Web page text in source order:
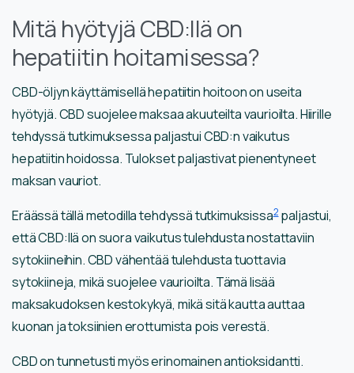
Mitä hyötyjä CBD:llä on
hepatiitin hoitamisessa?
CBD-öljyn käyttämisellä hepatiitin hoitoon on useita
hyötyjä. CBD suojelee maksaa akuuteilta vaurioilta. Hiirille
tehdyssä tutkimuksessa paljastui CBD:n vaikutus
hepatiitin hoidossa. Tulokset paljastivat pienentyneet
maksan vauriot.
Eräässä tällä metodilla tehdyssä tutkimuksissa2paljastui,
että CBD:llä on suora vaikutus tulehdusta nostattaviin
sytokiineihin. CBD vähentää tulehdusta tuottavia
sytokiineja, mikä suojelee vaurioilta. Tämä lisää
maksakudoksen kestokykyä, mikä sitä kautta auttaa
kuonan ja toksiinien erottumista pois verestä.
CBD on tunnetusti myös erinomainen antioksidantti.